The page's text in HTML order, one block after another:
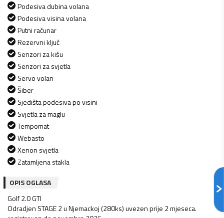
Podesiva dubina volana
Podesiva visina volana
Putni računar
Rezervni ključ
Senzori za kišu
Senzori za svjetla
Servo volan
Šiber
Sjedišta podesiva po visini
Svjetla za maglu
Tempomat
Webasto
Xenon svjetla
Zatamljena stakla
OPIS OGLASA
Golf 2.0 GTI
Odradjen STAGE 2 u Njemackoj (280ks) uvezen prije 2 mjeseca.